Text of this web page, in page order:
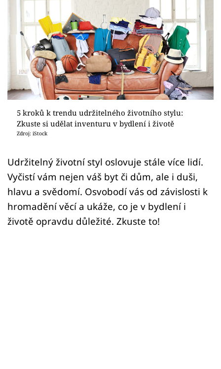
Design
Sledujte prima+
Přihlášení
Sledujte nás
5 kroků k trendu udržitelného životního stylu:
Zkuste si udělat inventuru v bydlení i životě
Zdroj: iStock
Udržitelný životní styl oslovuje stále více lidí.
Vyčistí vám nejen váš byt či dům, ale i duši,
hlavu a svědomí. Osvobodí vás od závislosti k
hromadění věcí a ukáže, co je v bydlení i
životě opravdu důležité. Zkuste to!